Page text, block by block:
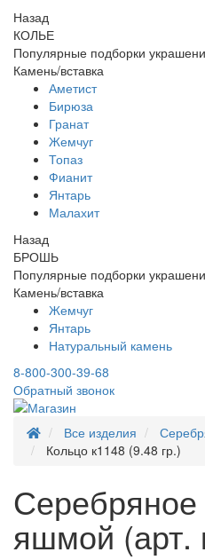
Назад
КОЛЬЕ
Популярные подборки
Камень/вставка
Аметист
Бирюза
Гранат
Жемчуг
Топаз
Фианит
Янтарь
Малахит
Назад
БРОШЬ
Популярные подборки
Камень/вставка
Жемчуг
Янтарь
Натуральный камень
8-800-300-39-68
Обратный звонок
Все изделия
Кольцо к1148 (9.48 гр.)
Серебряное
яшмой (арт.